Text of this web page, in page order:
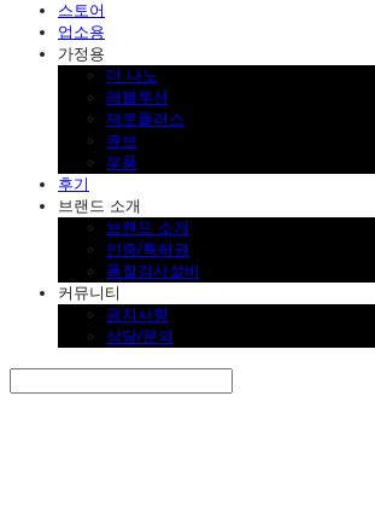
스토어
업소용
가정용
더 나노
레볼루션
제로플러스
큐브
부품
후기
브랜드 소개
브랜드 소개
인증/특허권
품질검사설비
커뮤니티
공지사항
상담/문의